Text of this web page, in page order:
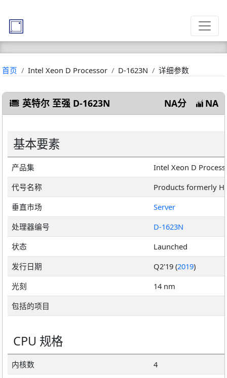
首页 Intel Xeon D Processor D-1623N 详细参数
英特尔 至强 D-1623N NA分 NA
基本要素
产品集
Intel Xeon D
代号名称
Products formerly
垂直市场
Server
处理器编号
D-1623N
状态
Launched
发行日期
Q2'19 (2019)
光刻
14 nm
包括的项目
CPU 规格
内核数
4